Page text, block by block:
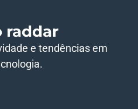
raddar
e tendências em